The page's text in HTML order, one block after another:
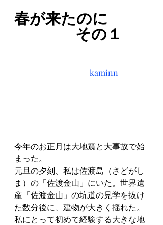
春が来たのに
その１
kaminn
今年のお正月は大地震と大事故で始
まった。
元旦の夕刻、私は佐渡島（さどがし
ま）の「佐渡金山」にいた。世界遺
産「佐渡金山」の坑道の見学を抜け
た数分後に、建物が大きく揺れた。
私にとって初めて経験する大きな地